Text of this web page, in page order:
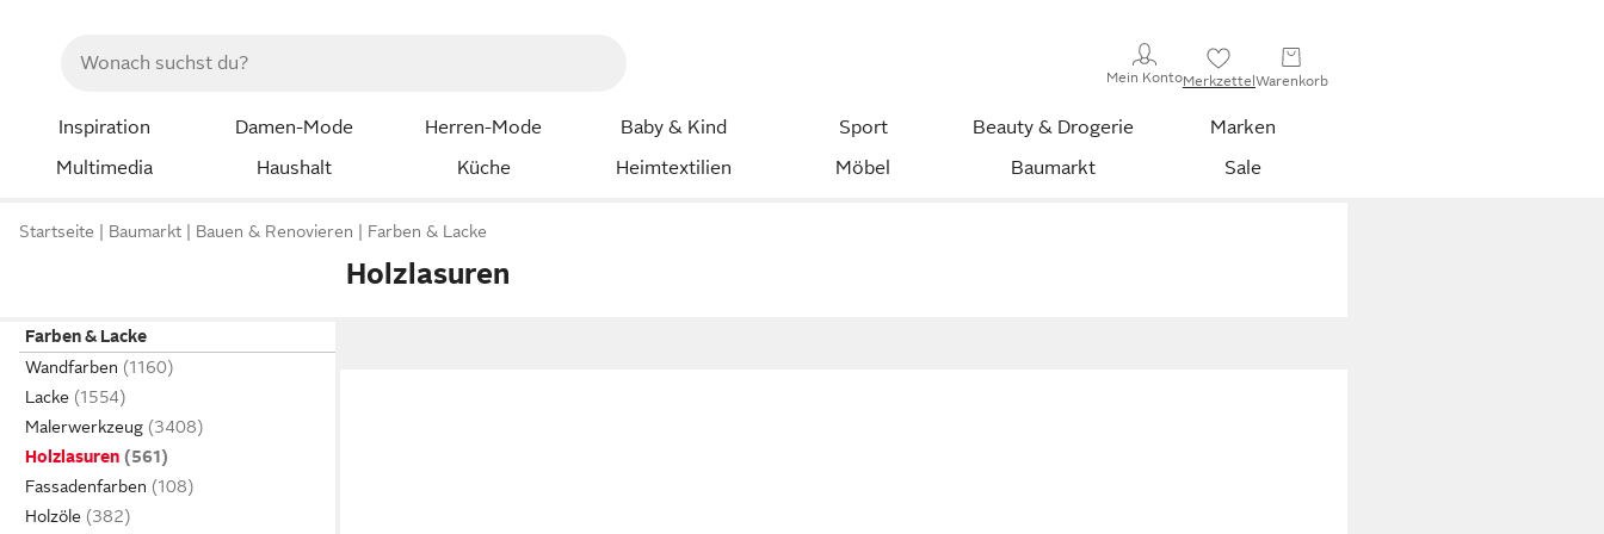
Mein KontoMerkzettelWarenkorb
Inspiration Damen-Mode Herren-Mode Baby & Kind Sport Beauty & Drogerie
Marken
Multimedia
Haushalt Küche Heimtextilien Möbel Baumarkt Sale
Startseite Baumarkt Bauen & Renovieren Farben & Lacke
Holzlasuren
Farben & Lacke
Wandfarben
Lacke
Malerwerkzeug
Holzlasuren
Fassadenfarben
Holzöle